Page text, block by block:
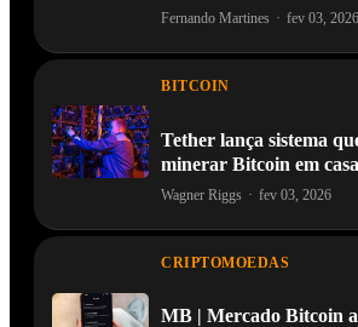
Fernando Martines · fev 03, 2026
BITCOIN
Tether lança sistema
minerar Bitcoin em casa
Wagner Riggs · fev 03, 2026
CRIPTOMOEDAS
MB | Mercado Bitcoin